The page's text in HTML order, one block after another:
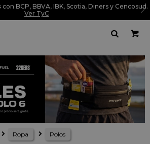
con BCP, BBVA, IBK, Scotia, Diners y Cencosud.
Ver TyC
Ropa Polos